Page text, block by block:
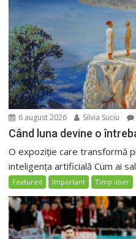
6 august 2026 Silvia Suciu
Când luna devine o
O expoziție care transformă
inteligența artificială Cum ai
Featured Important Timp liber